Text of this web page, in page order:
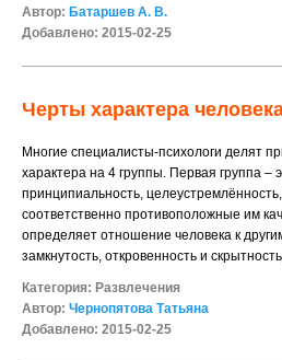
Автор: Батаршев А. В.
Добавлено: 2015-02-25
Черты характера
Многие специалисты-психологи делят
характера на 4 группы. Первая группа –
принципиальность,
соответственно противоположные им
определяет отношение человека к
замкнутость, откровенность и
Категория: Развлечения
Автор: Чернопятова Татьяна
Добавлено: 2015-02-25